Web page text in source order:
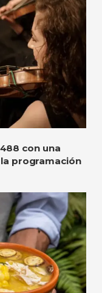
con una
la programación